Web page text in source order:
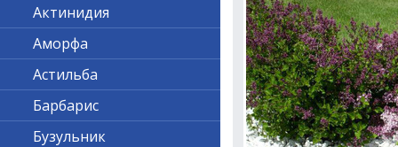
Актинидия
Аморфа
Астильба
Барбарис
Бузульник